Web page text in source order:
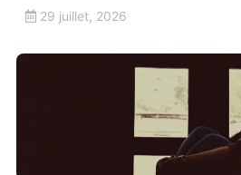
29 juillet, 2026